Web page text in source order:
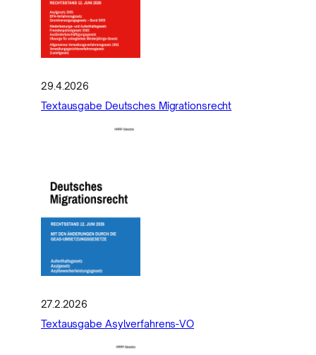
29.4.2026
Textausgabe Deutsches Migrationsrecht
27.2.2026
Textausgabe Asylverfahrens-VO